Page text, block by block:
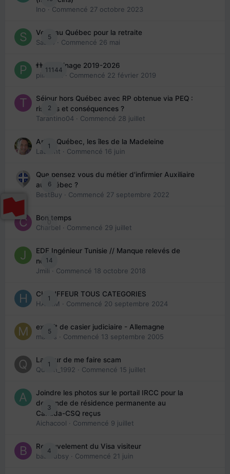
Ino · Commencé 27 octobre 2023
5
Venir au Québec pour la retraite
Sab74
· Commencé 26 mai
11144
👬 Parrainage 2019-2026
piinoush
· Commencé 22 février 2019
2
Séjour hors Québec avec RP obtenue via PEQ :
risques et conséquences ?
Tarantino04 · Commencé 28 juillet
1
Arte : Québec, les îles de la Madeleine
Laurent · Commencé 16 juin
6
Que pensez vous du métier d'infirmier Auxiliaire
au Québec ?
BestBuy · Commencé 27 septembre 2022
0
Bon temps
Charbel · Commencé 29 juillet
14
EDE Ingénieur Tunisie // Manque relevés de
note
Jmili · Commencé 18 octobre 2018
1
CHAUFFEUR TOUS CATEGORIES
HAZEM · Commencé 20 septembre 2024
5
extrait de casier judiciaire - Allemagne
maries · Commencé 13 septembre 2005
1
La peur de me faire scam
Queen_1992 · Commencé 15 juillet
3
Joindre les photos sur le portail IRCC pour la
demande de résidence permanente au
Canada-CSQ reçus
Aichacool · Commencé 9 juillet
4
Renouvelement du Visa visiteur
babibubsy · Commencé 21 juin